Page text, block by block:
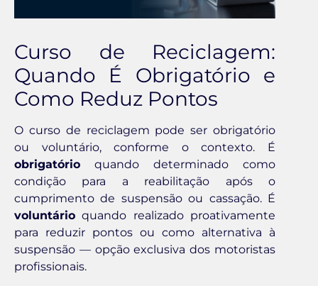
Curso de Reciclagem:
Quando É Obrigatório e
Como Reduz Pontos
O curso de reciclagem pode ser obrigatório
ou voluntário, conforme o contexto. É
obrigatório quando determinado como
condição para a reabilitação após o
cumprimento de suspensão ou cassação. É
voluntário quando realizado proativamente
para reduzir pontos ou como alternativa à
suspensão — opção exclusiva dos motoristas
profissionais.